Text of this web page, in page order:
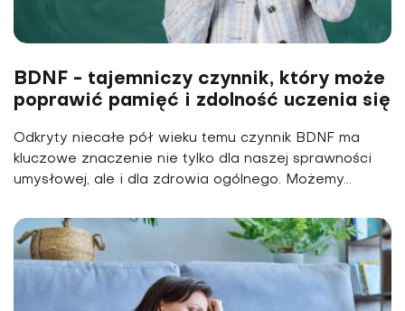
BDNF - tajemniczy czynnik, który może
poprawić pamięć i zdolność uczenia się
Odkryty niecałe pół wieku temu czynnik BDNF ma
kluczowe znaczenie nie tylko dla naszej sprawności
umysłowej, ale i dla zdrowia ogólnego. Możemy...